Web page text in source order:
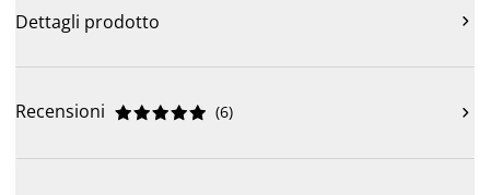
Dettagli prodotto 
Recensioni 




 (6) 